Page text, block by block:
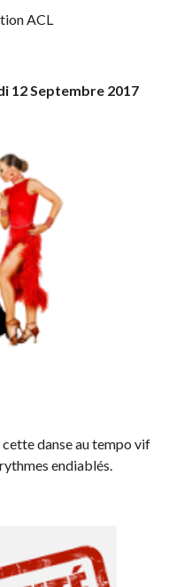
ACL
12 Septembre 2017
danse au tempo vif
endiablés.